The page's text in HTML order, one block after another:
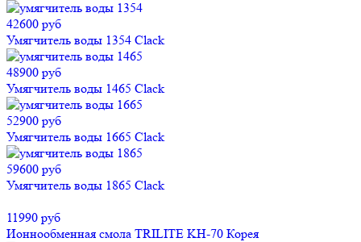
42600 руб
Умягчитель воды 1354 Clack
48900 руб
Умягчитель воды 1465 Clack
52900 руб
Умягчитель воды 1665 Clack
59600 руб
Умягчитель воды 1865 Clack
11990 руб
Ионнообменная смола TRILITE KH-70 Корея